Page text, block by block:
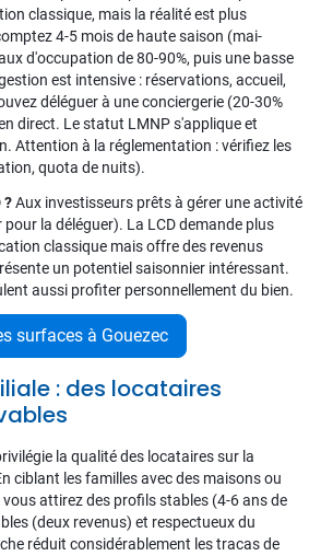
classique, mais la réalité est plus
4-5 mois de haute saison (mai-
d'occupation de 80-90%, puis une basse
est intensive : réservations, accueil,
déléguer à une conciergerie (20-30%
direct. Le statut LMNP s'applique et
Attention à la réglementation : vérifiez les
quota de nuits).
?Aux investisseurs prêts à gérer une activité
la déléguer). La LCD demande plus
classique mais offre des revenus
un potentiel saisonnier intéressant.
aussi profiter personnellement du bien.
surfaces à Gouezec
: des locataires
la qualité des locataires sur la
ciblant les familles avec des maisons ou
attirez des profils stables (4-6 ans de
(deux revenus) et respectueux du
réduit considérablement les tracas de